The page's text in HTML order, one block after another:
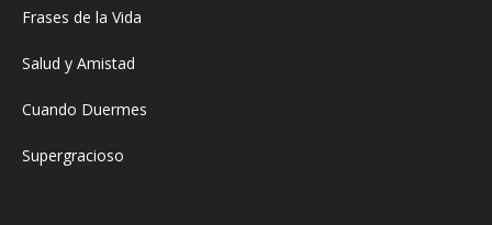
Frases de la Vida
Salud y Amistad
Cuando Duermes
Supergracioso